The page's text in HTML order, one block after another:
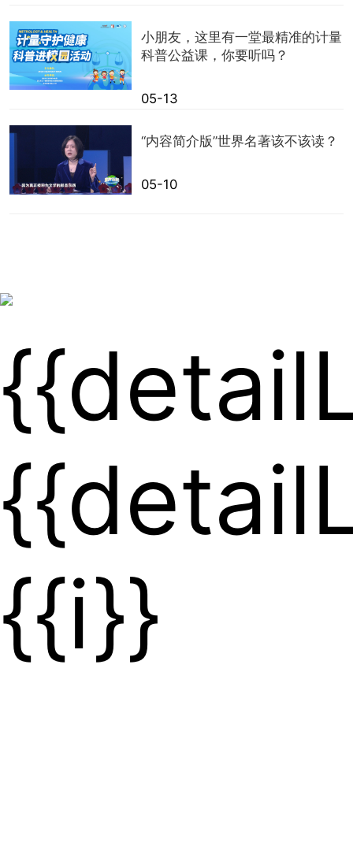
小朋友，这里有一堂最精准的计量
科普公益课，你要听吗？
05-13
“内容简介版”世界名著该不该读？
05-10
{{i}}